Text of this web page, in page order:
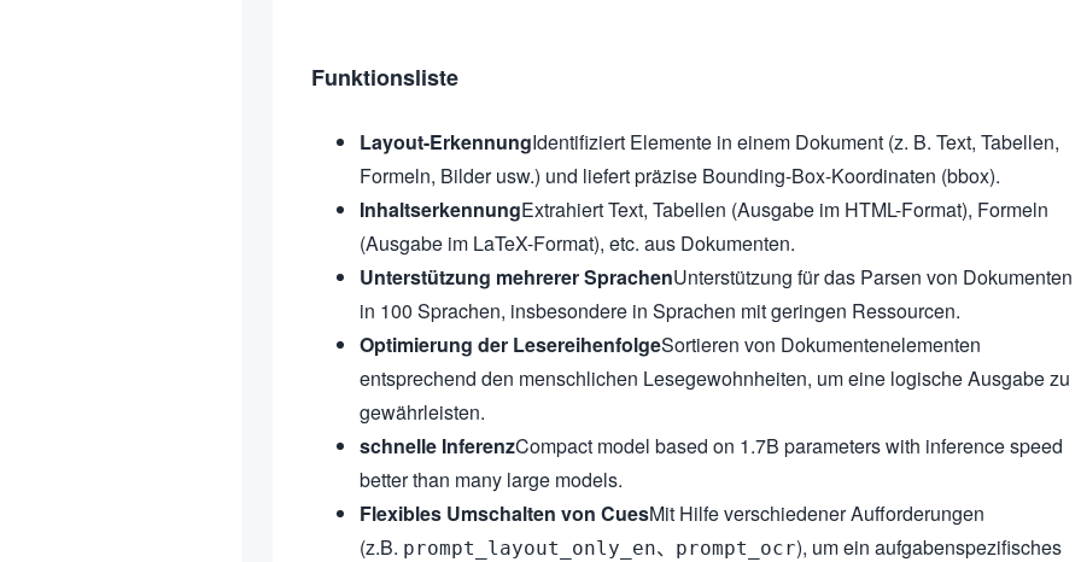
Funktionsliste
Layout-ErkennungIdentifiziert Elemente in einem Dokument (z. B. Text, Tabellen,
Formeln, Bilder usw.) und liefert präzise Bounding-Box-Koordinaten (bbox).
InhaltserkennungExtrahiert Text, Tabellen (Ausgabe im HTML-Format), Formeln
(Ausgabe im LaTeX-Format), etc. aus Dokumenten.
Unterstützung mehrerer SprachenUnterstützung für das Parsen von Dokumenten
in 100 Sprachen, insbesondere in Sprachen mit geringen Ressourcen.
Optimierung der LesereihenfolgeSortieren von Dokumentenelementen
entsprechend den menschlichen Lesegewohnheiten, um eine logische Ausgabe zu
gewährleisten.
schnelle InferenzCompact model based on 1.7B parameters with inference speed
better than many large models.
Flexibles Umschalten von CuesMit Hilfe verschiedener Aufforderungen
(z.B. prompt_layout_only_en、 prompt_ocr), um ein aufgabenspezifisches